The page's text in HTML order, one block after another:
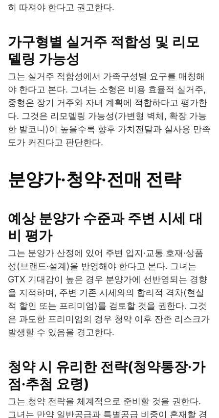
히 따져야 한다고 권고한다.
가구형별 실거주 적합성 및 리모
델링 가능성
그는 실거주 적합성에서 가족구성별 요구를 매칭해
야 한다고 본다. 그녀는 소형은 비용 효율적 실거주,
중형은 장기 거주와 자녀 계획에 적합하다고 평가한
다. 그것은 리모델링 가능성(가변형 벽체, 확장 가능
한 발코니)이 높을수록 향후 가치전달과 실사용 만족
도가 커진다고 판단한다.
분양가·청약·전매 전략
예상 분양가 수준과 주변 시세 대
비 평가
그는 분양가 산정에 있어 주변 입지·교통 호재·상품
성(브랜드·설계)을 반영해야 한다고 본다. 그녀는
GTX 기대감이 높은 경우 분양가에 선반영되는 경향
을 지적하며, 주변 기존 시세와의 합리적 격차(현실
적 할인 또는 프리미엄)를 검토할 것을 권한다. 그것
은 과도한 프리미엄의 경우 청약 이후 잔존 리스크가
발생할 수 있음을 경고한다.
청약 시 유리한 전략(청약통장·가
점·추첨 요령)
그는 청약 전략을 체계적으로 준비할 것을 권한다.
그녀는 만약 일반공급과 특별공급 비중이 혼재할 경